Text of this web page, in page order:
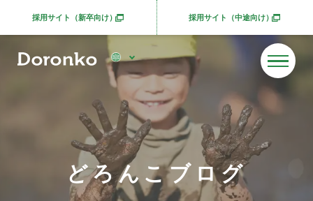
採用サイト（新卒向け）別ウィンドウで開きます 採用サイト（中途向け）別ウィンドウで開きま
どろんこブログ